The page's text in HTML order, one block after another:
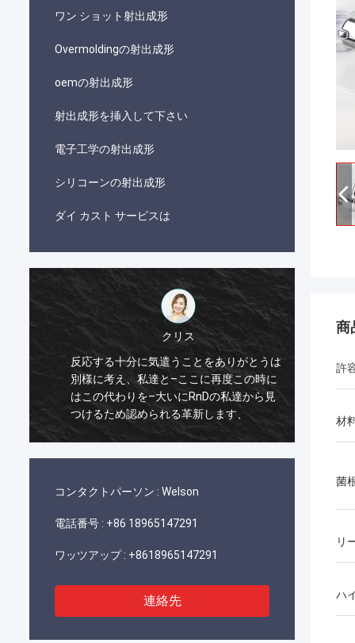
ワン ショット射出成形
Overmoldingの射出成形
oemの射出成形
射出成形を挿入して下さい
電子工学の射出成形
シリコーンの射出成形
ダイ カスト サービスは
クリス
反応する十分に気遣うことをありがとうは
別様に考え、私達と–ここに再度この時に
はこの代わりを–大いにRnDの私達から見
つけるため認められる革新します、
はい
コンタクトパーソン : Welson
電話番号 : +86 18965147291
ワッツアップ : +8618965147291
連絡先
商
許
材
菌
リ
ハ